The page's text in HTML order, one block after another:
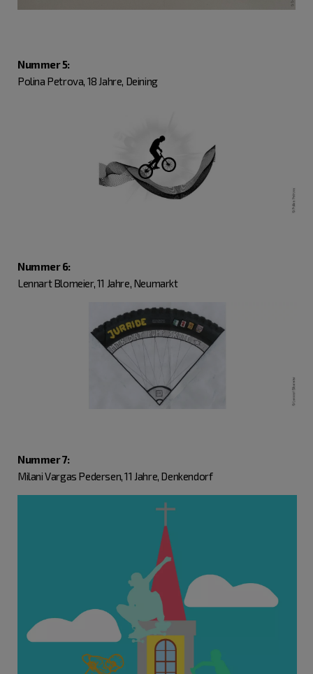
Nummer 5:
Polina Petrova, 18 Jahre, Deining
Nummer 6:
Lennart Blomeier, 11 Jahre, Neumarkt
Nummer 7:
Milani Vargas Pedersen, 11 Jahre, Denkendorf